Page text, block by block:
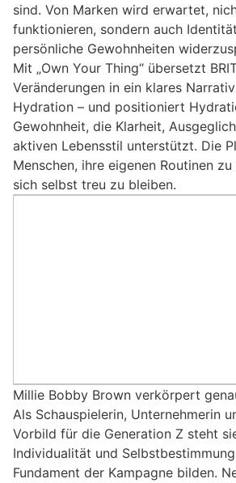
sind. Von Marken wird erwartet,
funktionieren, sondern auch
persönliche Gewohnheiten
Mit „Own Your Thing“ übersetzt
Veränderungen in ein klares
Hydration – und positioniert
Gewohnheit, die Klarheit,
aktiven Lebensstil unterstützt. Die
Menschen, ihre eigenen Routinen
sich selbst treu zu bleiben.
Millie Bobby Brown verkörpert
Als Schauspielerin, Unternehmerin
Vorbild für die Generation Z steht
Individualität und
Fundament der Kampagne bilden.